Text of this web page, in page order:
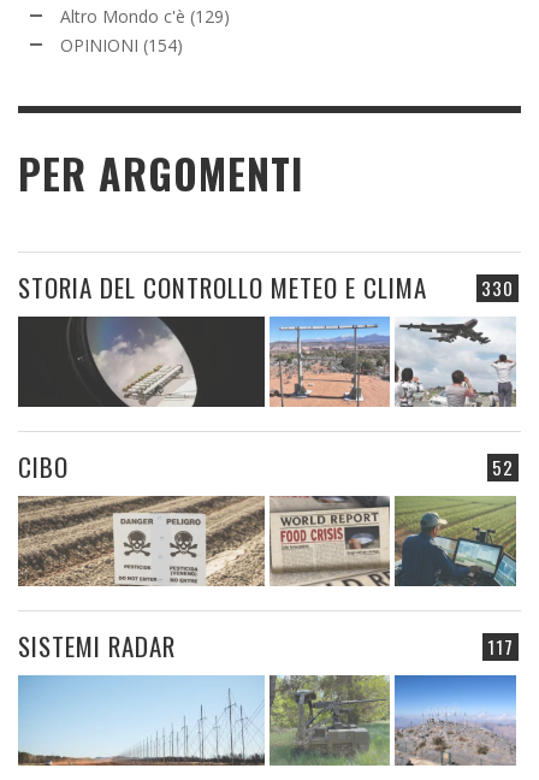
Altro Mondo c'è (129)
OPINIONI (154)
PER ARGOMENTI
330
STORIA DEL CONTROLLO METEO E CLIMA
52
CIBO
117
SISTEMI RADAR